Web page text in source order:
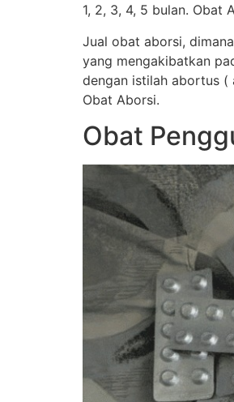
1, 2, 3, 4, 5 bulan. Obat
Jual obat aborsi,
yang mengakibatkan
dengan istilah abortus (
Obat Aborsi.
Obat